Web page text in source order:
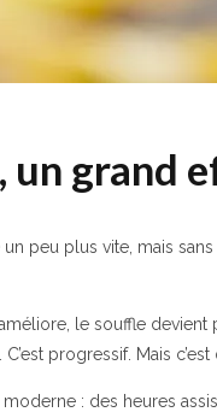
grand
peu plus vite, mais
le souffle
progressif. Mais c’est
: des heures